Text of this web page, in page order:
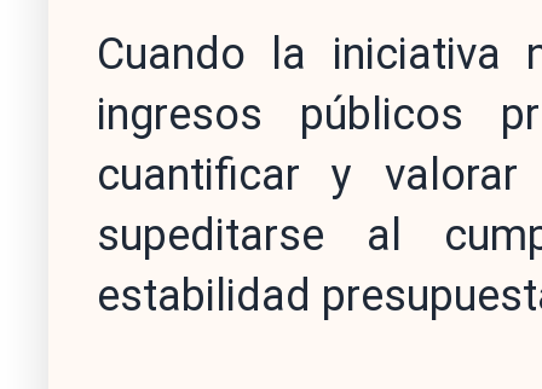
Cuando la
ingresos públicos
cuantificar y
supeditarse al
estabilidad